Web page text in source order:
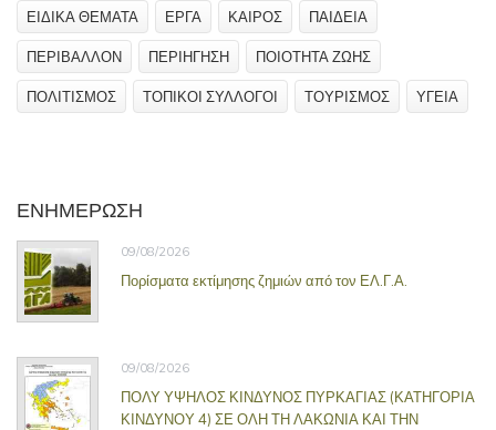
ΕΙΔΙΚΑ ΘΕΜΑΤΑ ΕΡΓΑ ΚΑΙΡΟΣ ΠΑΙΔΕΙΑ
ΠΕΡΙΒΑΛΛΟΝ ΠΕΡΙΗΓΗΣΗ ΠΟΙΟΤΗΤΑ ΖΩΗΣ
ΠΟΛΙΤΙΣΜΟΣ ΤΟΠΙΚΟΙ ΣΥΛΛΟΓΟΙ ΤΟΥΡΙΣΜΟΣ ΥΓΕΙΑ
ΕΝΗΜΕΡΩΣΗ
09/08/2026
Πορίσματα εκτίμησης ζημιών από τον ΕΛ.Γ.Α.
09/08/2026
ΠΟΛΥ ΥΨΗΛΟΣ ΚΙΝΔΥΝΟΣ ΠΥΡΚΑΓΙΑΣ (ΚΑΤΗΓΟΡΙΑ
ΚΙΝΔΥΝΟΥ 4) ΣΕ ΟΛΗ ΤΗ ΛΑΚΩΝΙΑ ΚΑΙ ΤΗΝ